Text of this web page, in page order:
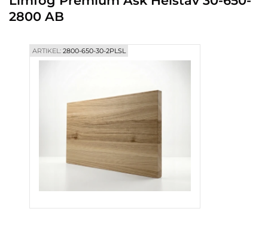
Blogg
2800 AB
ARTIKEL:2800-650-30-2PLSL